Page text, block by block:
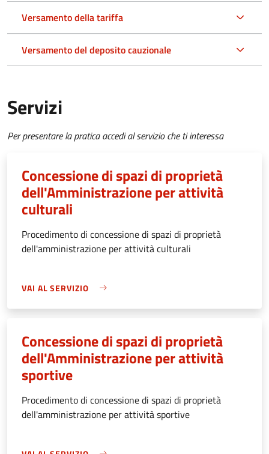
Versamento della tariffa
Versamento del deposito cauzionale
Servizi
Per presentare la pratica accedi al servizio che ti interessa
Concessione di spazi di proprietà
dell'Amministrazione per attività
culturali
Procedimento di concessione di spazi di proprietà
dell'amministrazione per attività culturali
VAI AL SERVIZIO
Concessione di spazi di proprietà
dell'Amministrazione per attività
sportive
Procedimento di concessione di spazi di proprietà
dell'amministrazione per attività sportive